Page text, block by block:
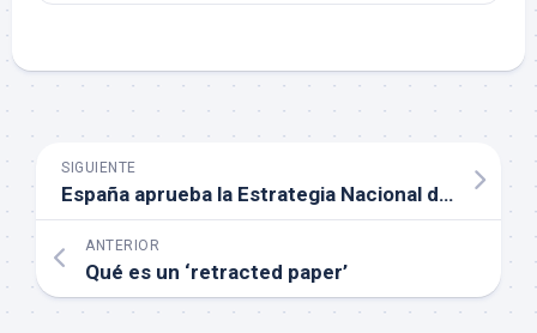
SIGUIENTE
España aprueba la Estrategia Nacional de Ciencia Abierta (I)
ANTERIOR
Qué es un ‘retracted paper’